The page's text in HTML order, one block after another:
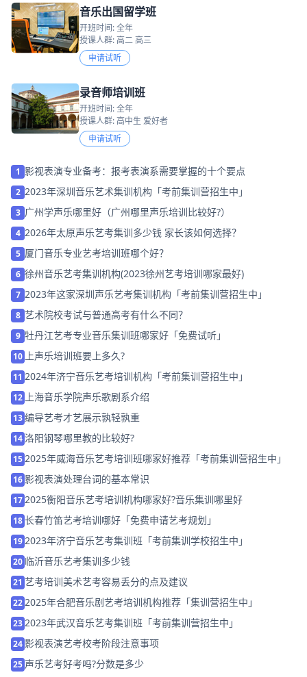
音乐出国留学班
开班时间: 全年
授课人群: 高二 高三
申请试听
录音师培训班
开班时间: 全年
授课人群: 高中生 爱好者
申请试听
1 影视表演专业备考：报考表演系需要掌握的十个要点
2 2023年深圳音乐艺术集训机构「考前集训营招生中」
3 广州学声乐哪里好（广州哪里声乐培训比较好?）
4 2026年太原声乐艺考集训多少钱 家长该如何选择？
5 厦门音乐专业艺考培训班哪个好？
6 徐州音乐艺考集训机构(2023徐州艺考培训哪家最好)
7 2023年这家深圳声乐艺考集训机构「考前集训营招生中」
8 艺术院校考试与普通高考有什么不同？
9 牡丹江艺考专业音乐集训班哪家好「免费试听」
10 上声乐培训班要上多久?
11 2024年济宁音乐艺考培训机构「考前集训营招生中」
12 上海音乐学院声乐歌剧系介绍
13编导艺考才艺展示孰轻孰重
14 洛阳钢琴哪里教的比较好?
152025年威海音乐艺考培训班哪家好推荐「考前集训营招生中」
16 影视表演处理台词的基本常识
172025衡阳音乐艺考培训机构哪家好?音乐集训哪里好
18长春竹笛艺考培训哪好「免费申请艺考规划」
192023年济宁音乐艺考集训班「考前集训学校招生中」
20 临沂音乐艺考集训多少钱
21 艺考培训美术艺考容易丢分的点及建议
222025年合肥音乐剧艺考培训机构推荐「集训营招生中」
232023年武汉音乐艺考集训班「考前集训营招生中」
24 影视表演艺考校考阶段注意事项
25 声乐艺考好考吗?分数是多少